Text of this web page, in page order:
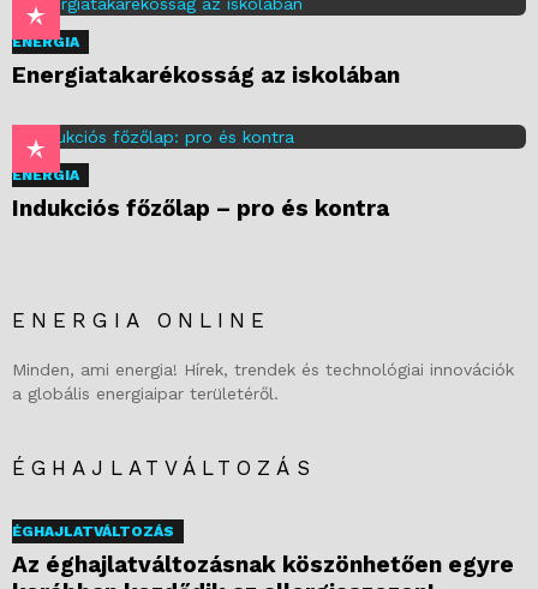
ENERGIA
Energiatakarékosság az iskolában
ENERGIA
Indukciós főzőlap – pro és kontra
ENERGIA ONLINE
Minden, ami energia! Hírek, trendek és technológiai innovációk
a globális energiaipar területéről.
ÉGHAJLATVÁLTOZÁS
ÉGHAJLATVÁLTOZÁS
Az éghajlatváltozásnak köszönhetően egyre